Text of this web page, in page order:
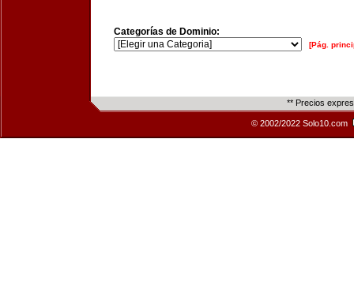
Categorías de Dominio:
[Pág.
** Precios
© 2002/2022 Solo10.com